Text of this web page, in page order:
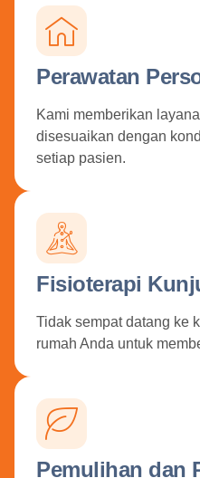
Perawatan
Kami memberikan
disesuaikan dengan
setiap pasien.
Fisioterapi
Tidak sempat datang ke
rumah Anda untuk
Pemulihan dan